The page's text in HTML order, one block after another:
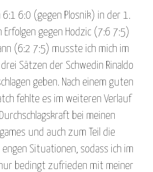
6:1 6:0 (gegen Plosnik) in der 1.
Erfolgen gegen Hodzic (7:6 7:5)
(6:2 7:5) musste ich mich im
drei Sätzen der Schwedin Rinaldo
geben. Nach einem guten
fehlte es im weiteren Verlauf
bei meinen
und auch zum Teil die
Situationen, sodass ich im
bedingt zufrieden mit meiner